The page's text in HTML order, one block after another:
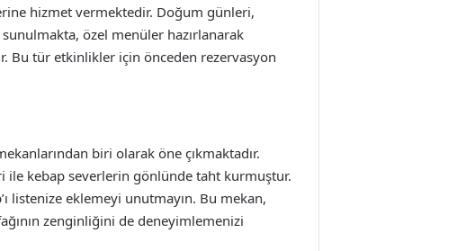
hizmet vermektedir. Doğum günleri,
özel menüler hazırlanarak
Bu tür etkinlikler için önceden rezervasyon
biri olarak öne çıkmaktadır.
ile kebap severlerin gönlünde taht kurmuştur.
listenize eklemeyi unutmayın. Bu mekan,
zenginliğini de deneyimlemenizi